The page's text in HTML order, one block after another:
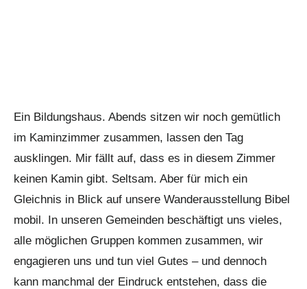
Ein Bildungshaus. Abends sitzen wir noch gemütlich
im Kaminzimmer zusammen, lassen den Tag
ausklingen. Mir fällt auf, dass es in diesem Zimmer
keinen Kamin gibt. Seltsam. Aber für mich ein
Gleichnis in Blick auf unsere Wanderausstellung Bibel
mobil. In unseren Gemeinden beschäftigt uns vieles,
alle möglichen Gruppen kommen zusammen, wir
engagieren uns und tun viel Gutes – und dennoch
kann manchmal der Eindruck entstehen, dass die